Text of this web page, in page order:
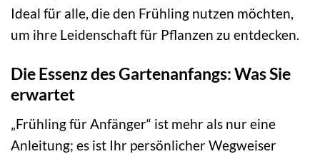
Ideal für alle, die den Frühling nutzen möchten,
um ihre Leidenschaft für Pflanzen zu entdecken.
Die Essenz des Gartenanfangs: Was Sie
erwartet
„Frühling für Anfänger“ ist mehr als nur eine
Anleitung; es ist Ihr persönlicher Wegweiser